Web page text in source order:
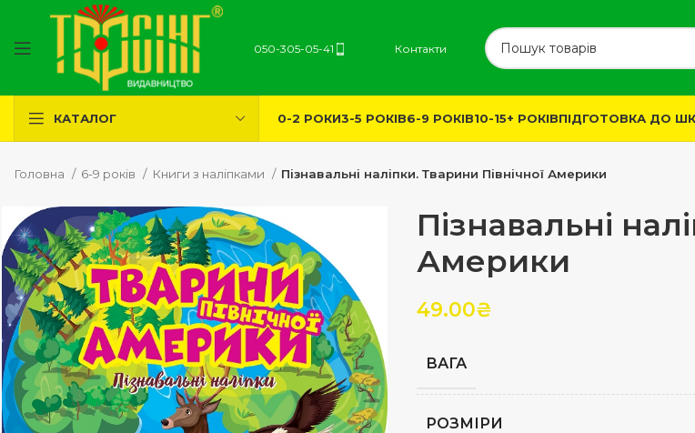
050-305-05-41 Контакти
КАТАЛОГ 0-2 РОКИ3-5 РОКІВ6-9 РОКІВ10-15+ РОКІВПІДГОТОВКА ДО
Головна 6-9 років Книги з наліпками Пізнавальні наліпки. Тварини Північної Америки
Пізнавальні
Америки
49.00₴
ВАГА
РОЗМІРИ